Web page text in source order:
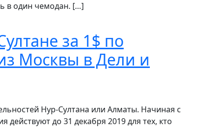
в один чемодан. […]
за 1$ по
Москвы в Дели и
Нур-Султана или Алматы. Начиная с
до 31 декабря 2019 для тех, кто